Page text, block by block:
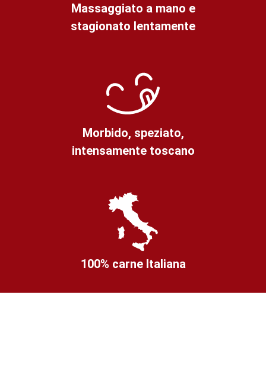
Massaggiato a mano e
stagionato lentamente
Morbido, speziato,
intensamente toscano
100% carne Italiana